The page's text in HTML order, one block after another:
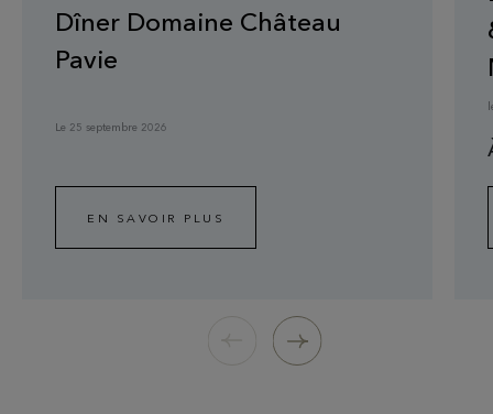
Dîner Domaine Château
Pavie
Le 25 septembre 2026
EN SAVOIR PLUS